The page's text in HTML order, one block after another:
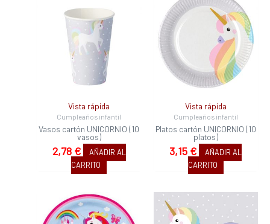
Vista rápida
Cumpleaños infantil
Vasos cartón UNICORNIO (10
vasos)
2,78 €
AÑADIR AL
CARRITO
Vista rápida
Cumpleaños infantil
Platos cartón UNICORNIO (10
platos)
3,15 €
AÑADIR AL
CARRITO